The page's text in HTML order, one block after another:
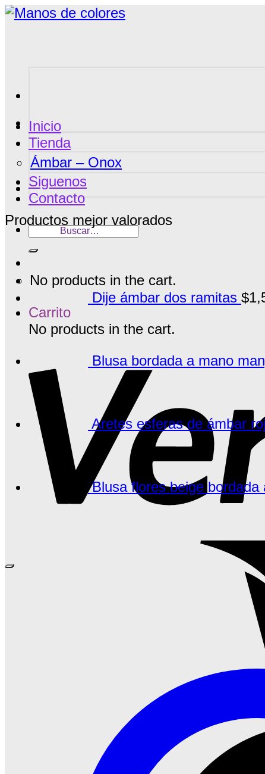
Saltar
Inicio
Tienda
Ámbar – Onox
Siguenos
Contacto
Buscar
por:
No products in the cart.
Carrito
No products in the cart.
Productos mejor valorados
Dije ámbar dos ramitas $
Blusa bordada a mano
Aretes esferas de ámbar
Blusa flores beige